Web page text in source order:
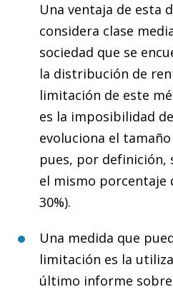
Una ventaja de esta
considera clase
sociedad que se
la distribución de
limitación de este
es la imposibilidad
evoluciona el
pues, por
el mismo porcentaje
30%).
Una medida que
limitación es la
último informe